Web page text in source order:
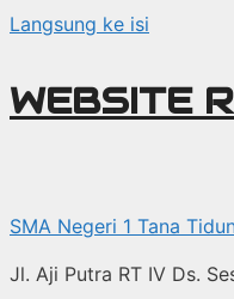
Langsung ke isi
WEBSITE
SMA Negeri 1 Tana
Jl. Aji Putra RT IV Ds.